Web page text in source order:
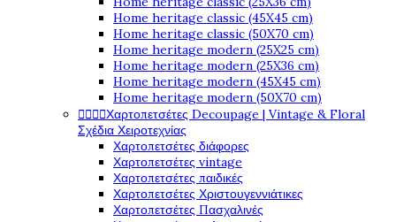
Home heritage classic (45X45 cm)
Home heritage classic (50X70 cm)
Home heritage modern (25X25 cm)
Home heritage modern (25X36 cm)
Home heritage modern (45X45 cm)
Home heritage modern (50X70 cm)
Χαρτοπετσέτες Decoupage | Vintage & Floral
Σχέδια Χειροτεχνίας
Χαρτοπετσέτες διάφορες
Χαρτοπετσέτες vintage
Χαρτοπετσέτες παιδικές
Χαρτοπετσέτες Χριστουγεννιάτικες
Χαρτοπετσέτες Πασχαλινές